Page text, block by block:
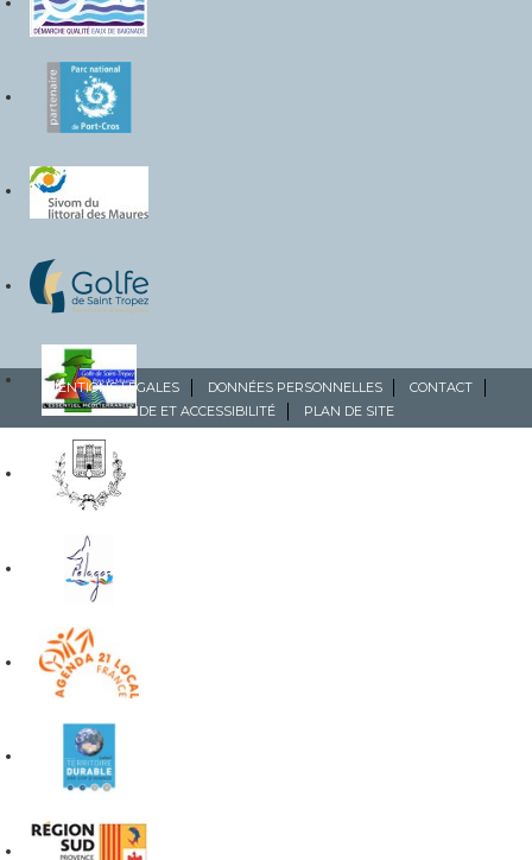
MENTIONS LÉGALES DONNÉES PERSONNELLES
CONTACT
AIDE ET ACCESSIBILITÉ
PLAN DE SITE